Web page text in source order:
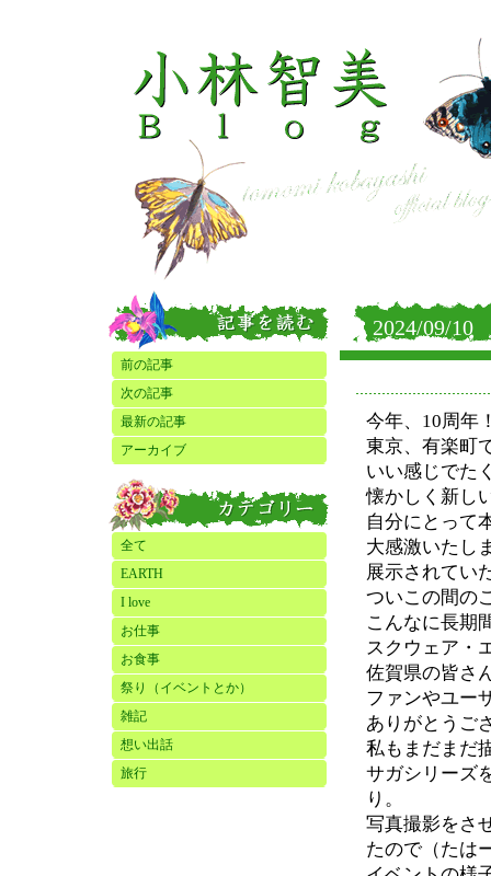
前の記事
次の記事
最新の記事
アーカイブ
全て
EARTH
I love
お仕事
お食事
祭り（イベントとか）
雑記
想い出話
旅行
2024/09/10
今年、10周年
東京、有楽町
いい感じでた
懐かしく新し
自分にとって
大感激いたし
展示されてい
ついこの間の
こんなに長期
スクウェア・
佐賀県の皆さ
ファンやユー
ありがとうご
私もまだまだ
サガシリーズ
り。
写真撮影をさ
たので（たは